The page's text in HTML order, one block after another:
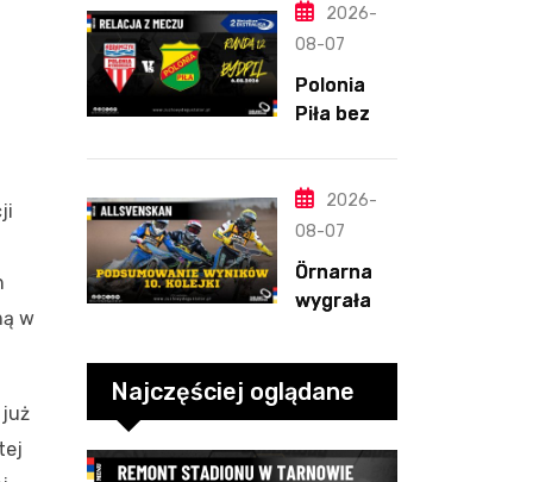
w
pomimo
straty
Kosmiczny
mecz
Ellisa
2026-
08-07
Polonia
Piła bez
y. „Gryfy”
z
dwunasty
m
zwycięstw
2026-
08-07
Örnarna
wygrała
zasadnicz
ą. Debiut
Tondera w
Najczęściej oglądane